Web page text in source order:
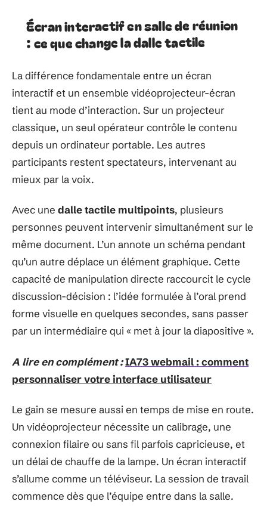
Écran interactif en salle de réunion
: ce que change la dalle tactile
La différence fondamentale entre un écran
interactif et un ensemble vidéoprojecteur-écran
tient au mode d’interaction. Sur un projecteur
classique, un seul opérateur contrôle le contenu
depuis un ordinateur portable. Les autres
participants restent spectateurs, intervenant au
mieux par la voix.
Avec une dalle tactile multipoints, plusieurs
personnes peuvent intervenir simultanément sur le
même document. L’un annote un schéma pendant
qu’un autre déplace un élément graphique. Cette
capacité de manipulation directe raccourcit le cycle
discussion-décision : l’idée formulée à l’oral prend
forme visuelle en quelques secondes, sans passer
par un intermédiaire qui « met à jour la diapositive ».
A lire en complément :IA73 webmail : comment
personnaliser votre interface utilisateur
Le gain se mesure aussi en temps de mise en route.
Un vidéoprojecteur nécessite un calibrage, une
connexion filaire ou sans fil parfois capricieuse, et
un délai de chauffe de la lampe. Un écran interactif
s’allume comme un téléviseur. La session de travail
commence dès que l’équipe entre dans la salle.